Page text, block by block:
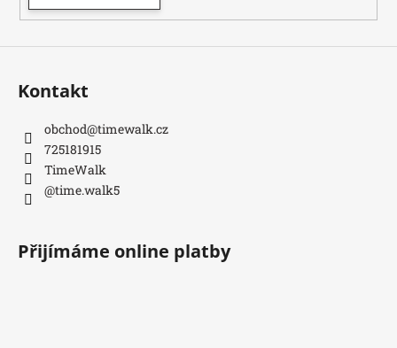
Kontakt
obchod@timewalk.cz
725181915
TimeWalk
@time.walk5
Přijímáme online platby